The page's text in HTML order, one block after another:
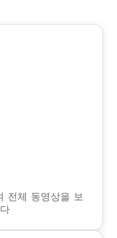
전체 동영상을 보